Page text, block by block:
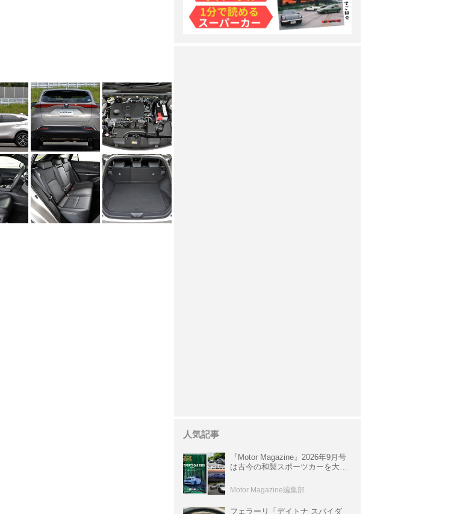
人気記事
『Motor Magazine』2026年9月号
は古今の和製スポーツカーを大特
情報も満載
Motor Magazine編集部
フェラーリ「デイトナ スパイダ